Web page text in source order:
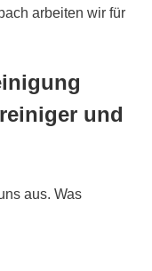
arbeiten wir für
und
aus. Was